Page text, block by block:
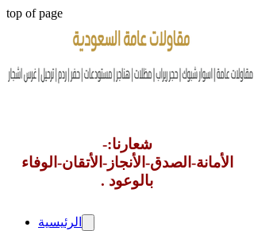
top of page
شعارنا:-
الأمانة-الصدق-الأنجاز-الأتقان-الوفاء
بالوعود .
الرئيسية